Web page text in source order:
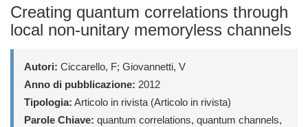
Creating quantum correlations through
local non-unitary memoryless channels
Autori: Ciccarello, F; Giovannetti, V
Anno di pubblicazione: 2012
Tipologia: Articolo in rivista (Articolo in rivista)
Parole Chiave: quantum correlations, quantum channels,